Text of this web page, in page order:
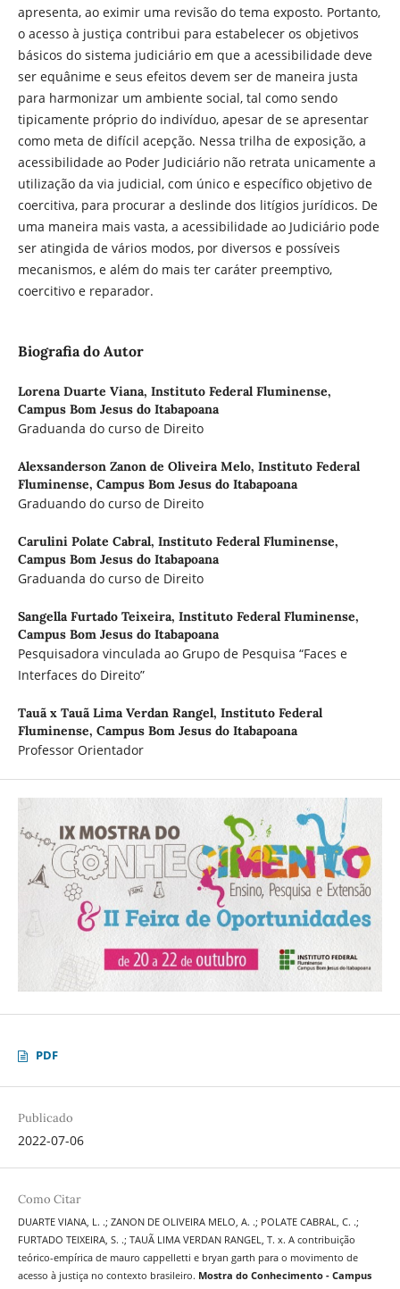
apresenta, ao eximir uma revisão do tema exposto. Portanto,
o acesso à justiça contribui para estabelecer os objetivos
básicos do sistema judiciário em que a acessibilidade deve
ser equânime e seus efeitos devem ser de maneira justa
para harmonizar um ambiente social, tal como sendo
tipicamente próprio do indivíduo, apesar de se apresentar
como meta de difícil acepção. Nessa trilha de exposição, a
acessibilidade ao Poder Judiciário não retrata unicamente a
utilização da via judicial, com único e específico objetivo de
coercitiva, para procurar a deslinde dos litígios jurídicos. De
uma maneira mais vasta, a acessibilidade ao Judiciário pode
ser atingida de vários modos, por diversos e possíveis
mecanismos, e além do mais ter caráter preemptivo,
coercitivo e reparador.
Biografia do Autor
Lorena Duarte Viana, Instituto Federal Fluminense,
Campus Bom Jesus do Itabapoana
Graduanda do curso de Direito
Alexsanderson Zanon de Oliveira Melo, Instituto Federal
Fluminense, Campus Bom Jesus do Itabapoana
Graduando do curso de Direito
Carulini Polate Cabral, Instituto Federal Fluminense,
Campus Bom Jesus do Itabapoana
Graduanda do curso de Direito
Sangella Furtado Teixeira, Instituto Federal Fluminense,
Campus Bom Jesus do Itabapoana
Pesquisadora vinculada ao Grupo de Pesquisa “Faces e
Interfaces do Direito”
Tauã x Tauã Lima Verdan Rangel, Instituto Federal
Fluminense, Campus Bom Jesus do Itabapoana
Professor Orientador
PDF
Publicado
2022-07-06
Como Citar
DUARTE VIANA, L. .; ZANON DE OLIVEIRA MELO, A. .; POLATE CABRAL, C. .;
FURTADO TEIXEIRA, S. .; TAUÃ LIMA VERDAN RANGEL, T. x. A contribuição
teórico-empírica de mauro cappelletti e bryan garth para o movimento de
acesso à justiça no contexto brasileiro. Mostra do Conhecimento - Campus